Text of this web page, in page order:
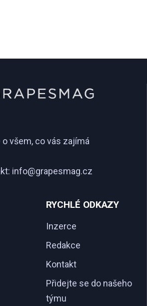
o všem, co vás zajímá
info@grapesmag.cz
RYCHLÉ ODKAZY
Inzerce
Redakce
Kontakt
Přidejte se do našeho
týmu